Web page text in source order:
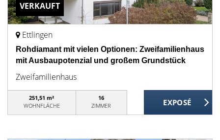
VERKAUFT
Ettlingen
Rohdiamant mit vielen Optionen: Zweifamilienhaus
mit Ausbaupotenzial und großem Grundstück
Zweifamilienhaus
251,51 m²
WOHNFLÄCHE
16
ZIMMER